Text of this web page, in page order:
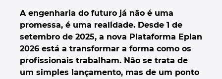
A engenharia do futuro já não é uma
promessa, é uma realidade. Desde 1 de
setembro de 2025, a nova Plataforma Eplan
2026 está a transformar a forma como os
profissionais trabalham. Não se trata de
um simples lançamento, mas de um ponto
Colombia
Croatia
Czech Republic